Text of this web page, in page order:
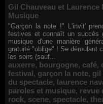
Gil Chauveau et Laurence
Musique
"Garçon la note !" L'invit'
festives et connaît un succès
musique d'une manière
gratuité "oblige" ! Se déroulant
les soirs (sauf...
auxerre, bourgogne, café,
festival, garçon la note, gil
du spectacle, laurence
paroles et musique, revue
rock, scene, spectacle,